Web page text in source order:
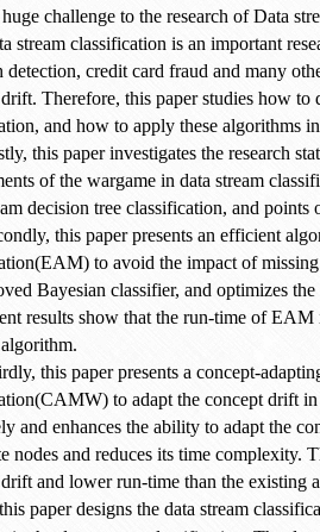
challenge to the research of Data
stream classification is an important
detection, credit card fraud and many
Therefore, this paper studies how
and how to apply these algorithms
this paper investigates the research
of the wargame in data stream
decision tree classification, and
this paper presents an efficient
to avoid the impact of
Bayesian classifier, and optimizes
results show that the run-time of
this paper presents a concept-
to adapt the concept drift
and enhances the ability to adapt the
nodes and reduces its time
and lower run-time than the existing
paper designs the data stream